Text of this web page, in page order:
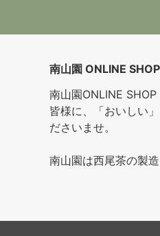
南山園 ONLINE
南山園ONLINE
皆様に、「おいしい
ださいませ。
南山園は西尾茶の製